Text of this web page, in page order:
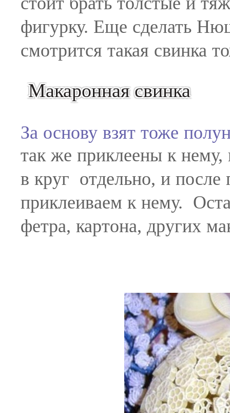
фигурку. Еще сделать
смотрится такая свинка
Макаронная свинка
За основу взят тоже
так же приклеены к нему,
в круг отдельно, и
приклеиваем к нему.
фетра, картона, других